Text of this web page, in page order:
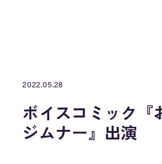
2022.05.28
ボイスコミック『
ジムナー』出演